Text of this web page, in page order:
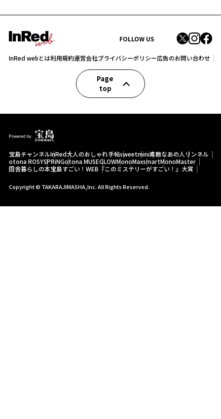
FOLLOW US
InRed webとは利用規約運営会社プライバシーポリシー広告のお問い合わせ
Page
top
宝島チャンネルInRed大人のおしゃれ手帖sweetmini素敵なあの人 リンネル
otona ROSYSPRiNGotona MUSEGLOWMonoMaxsmartMonoMaster
田舎暮らしの本宝島すごい！WEB 『このミステリーがすごい！』大賞
Copyright © TAKARAJIMASHA,Inc. All Rights Reserved.